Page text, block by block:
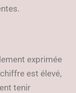
exprimée
est élevé,
tenir